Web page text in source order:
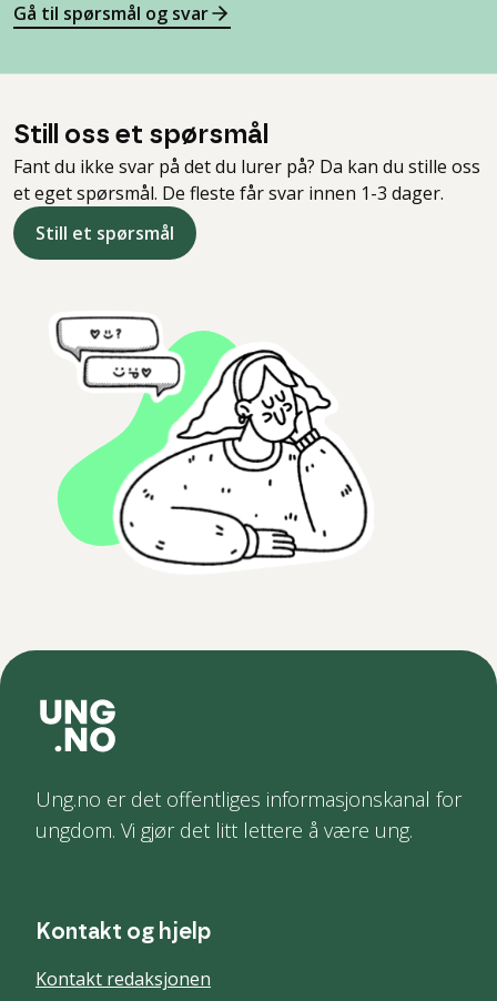
Gå til spørsmål og svar
Still oss et spørsmål
Fant du ikke svar på det du lurer på? Da kan du stille oss
et eget spørsmål. De fleste får svar innen 1-3 dager.
Still et spørsmål
Ung.no er det offentliges informasjonskanal for
ungdom. Vi gjør det litt lettere å være ung.
Kontakt og hjelp
Kontakt redaksjonen